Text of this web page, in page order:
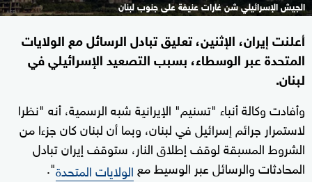
الجيش الإسرائيلي شن غارات عنيفة على جنوب لبنان
أعلنت إيران، الإثنين، تعليق تبادل الرسائل مع الولايات
المتحدة عبر الوسطاء، بسبب التصعيد الإسرائيلي في
لبنان.
وأفادت وكالة أنباء "تسنيم" الإيرانية شبه الرسمية، أنه "نظرا
لاستمرار جرائم إسرائيل في لبنان، وبما أن لبنان كان جزءا من
الشروط المسبقة لوقف إطلاق النار، ستوقف إيران تبادل
المحادثات والرسائل عبر الوسيط مع الولايات المتحدة".